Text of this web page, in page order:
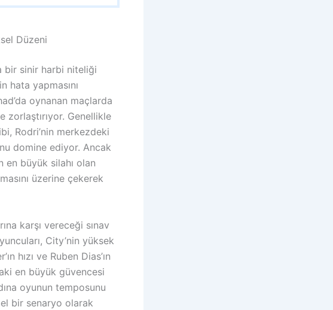
Düzeni
bir sinir harbi niteliği
hata yapmasını
oynanan maçlarda
zorlaştırıyor. Genellikle
Rodri’nin merkezdeki
domine ediyor. Ancak
en büyük silahı olan
üzerine çekerek
karşı vereceği sınav
City’nin yüksek
hızı ve Ruben Dias’ın
en büyük güvencesi
oyunun temposunu
bir senaryo olarak